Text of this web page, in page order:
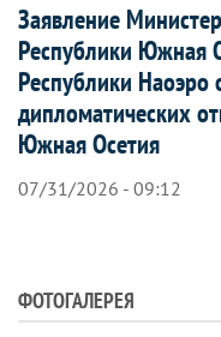
Заявление
Республики Южная
Республики
дипломатических
Южная Осетия
07/31/2026 - 09:12
ФОТОГАЛЕРЕЯ